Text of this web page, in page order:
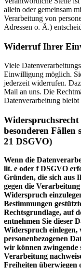
allein oder gemeinsam
Verarbeitung von
Adressen o. Ä.)
Widerruf Ihrer
Viele
Einwilligung möglich.
jederzeit widerrufen.
Mail an uns. Die
Datenverarbeitung
Widerspruchsrecht
besonderen Fällen
21 DSGVO)
Wenn die
lit. e oder f DSGVO
Gründen, die sich aus
gegen die
Widerspruch
Bestimmungen
Rechtsgrundlage, auf
entnehmen Sie dieser
Widerspruch
personenbezogenen
wir können
Verarbeitung
Freiheiten überwiegen